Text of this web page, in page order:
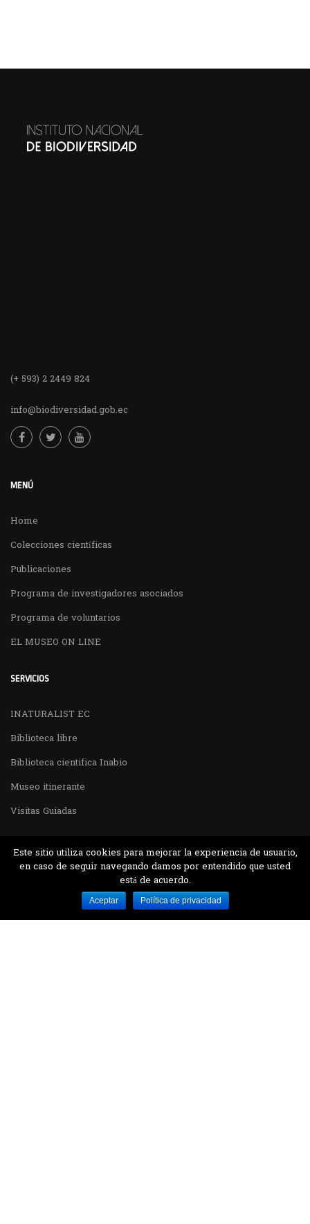
(+ 593) 2 2449 824
info@biodiversidad.gob.ec
MENÚ
Home
Colecciones científicas
Publicaciones
Programa de investigadores asociados
Programa de voluntarios
EL MUSEO ON LINE
SERVICIOS
INATURALIST EC
Biblioteca libre
Biblioteca cientifica Inabio
Museo itinerante
Visitas Guiadas
Desarrollado por MJTEC.
Este sitio utiliza cookies para mejorar la experiencia de usuario,
en caso de seguir navegando damos por entendido que usted
está de acuerdo.
Aceptar Política de privacidad